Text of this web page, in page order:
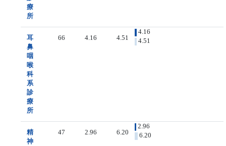
療
所
耳
鼻
咽
喉
科
系
診
療
所
66 4.16 4.51
4.16
4.51
精
神
47 2.96 6.20
2.96
6.20